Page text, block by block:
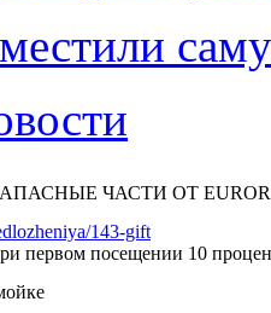
ЧАСТИ ОТ
первом посещении 10